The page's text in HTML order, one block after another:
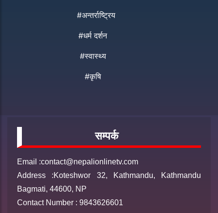
#अन्तर्राष्ट्रिय
#धर्म दर्शन
#स्वास्थ्य
#कृषि
सम्पर्क
Email :contact@nepalionlinetv.com
Address :Koteshwor 32, Kathmandu, Kathmandu
Bagmati, 44600, NP
Contact Number : 9843626601